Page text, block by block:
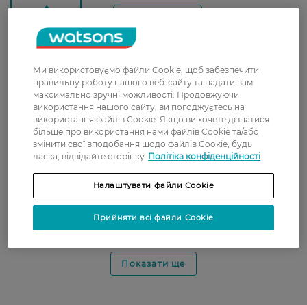
Катерина
2 травня, 2026
мій улюблений ❤️
24 вересня, 2023
Мій улюблений!!! Запах супер, і
тканина, дійсно, м'якенька після
Валерія
25 травня, 2023
👍🏼
Показати ще
Ми використовуємо файли Cookie, щоб забезпечити
правильну роботу нашого веб-сайту та надати вам
максимально зручні можливості. Продовжуючи
використання нашого сайту, ви погоджуєтесь на
використання файлів Cookie. Якщо ви хочете дізнатися
більше про використання нами файлів Cookie та/або
змінити свої вподобання щодо файлів Cookie, будь
ласка, відвідайте сторінку Політіка конфіденційності
Налаштувати файли Cookie
Прийняти всі файли Cookie